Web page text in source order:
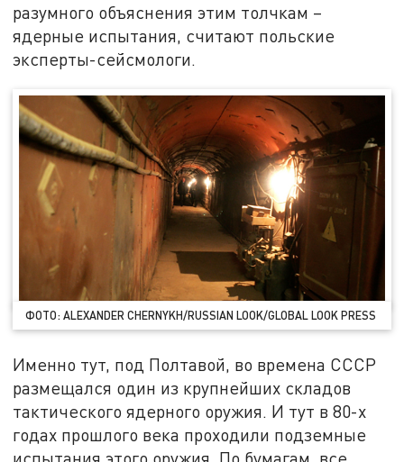
разумного объяснения этим толчкам –
ядерные испытания, считают польские
эксперты-сейсмологи.
ФОТО: ALEXANDER CHERNYKH/RUSSIAN LOOK/GLOBAL LOOK PRESS
Именно тут, под Полтавой, во времена СССР
размещался один из крупнейших складов
тактического ядерного оружия. И тут в 80-х
годах прошлого века проходили подземные